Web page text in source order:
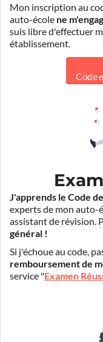
Mon inscription au
auto-école ne
suis libre d'effectuer
établissement.
Code
J'apprends le Code
experts de mon auto-
assistant de révision.
général !
Si j'échoue au code,
remboursement de
service "Examen